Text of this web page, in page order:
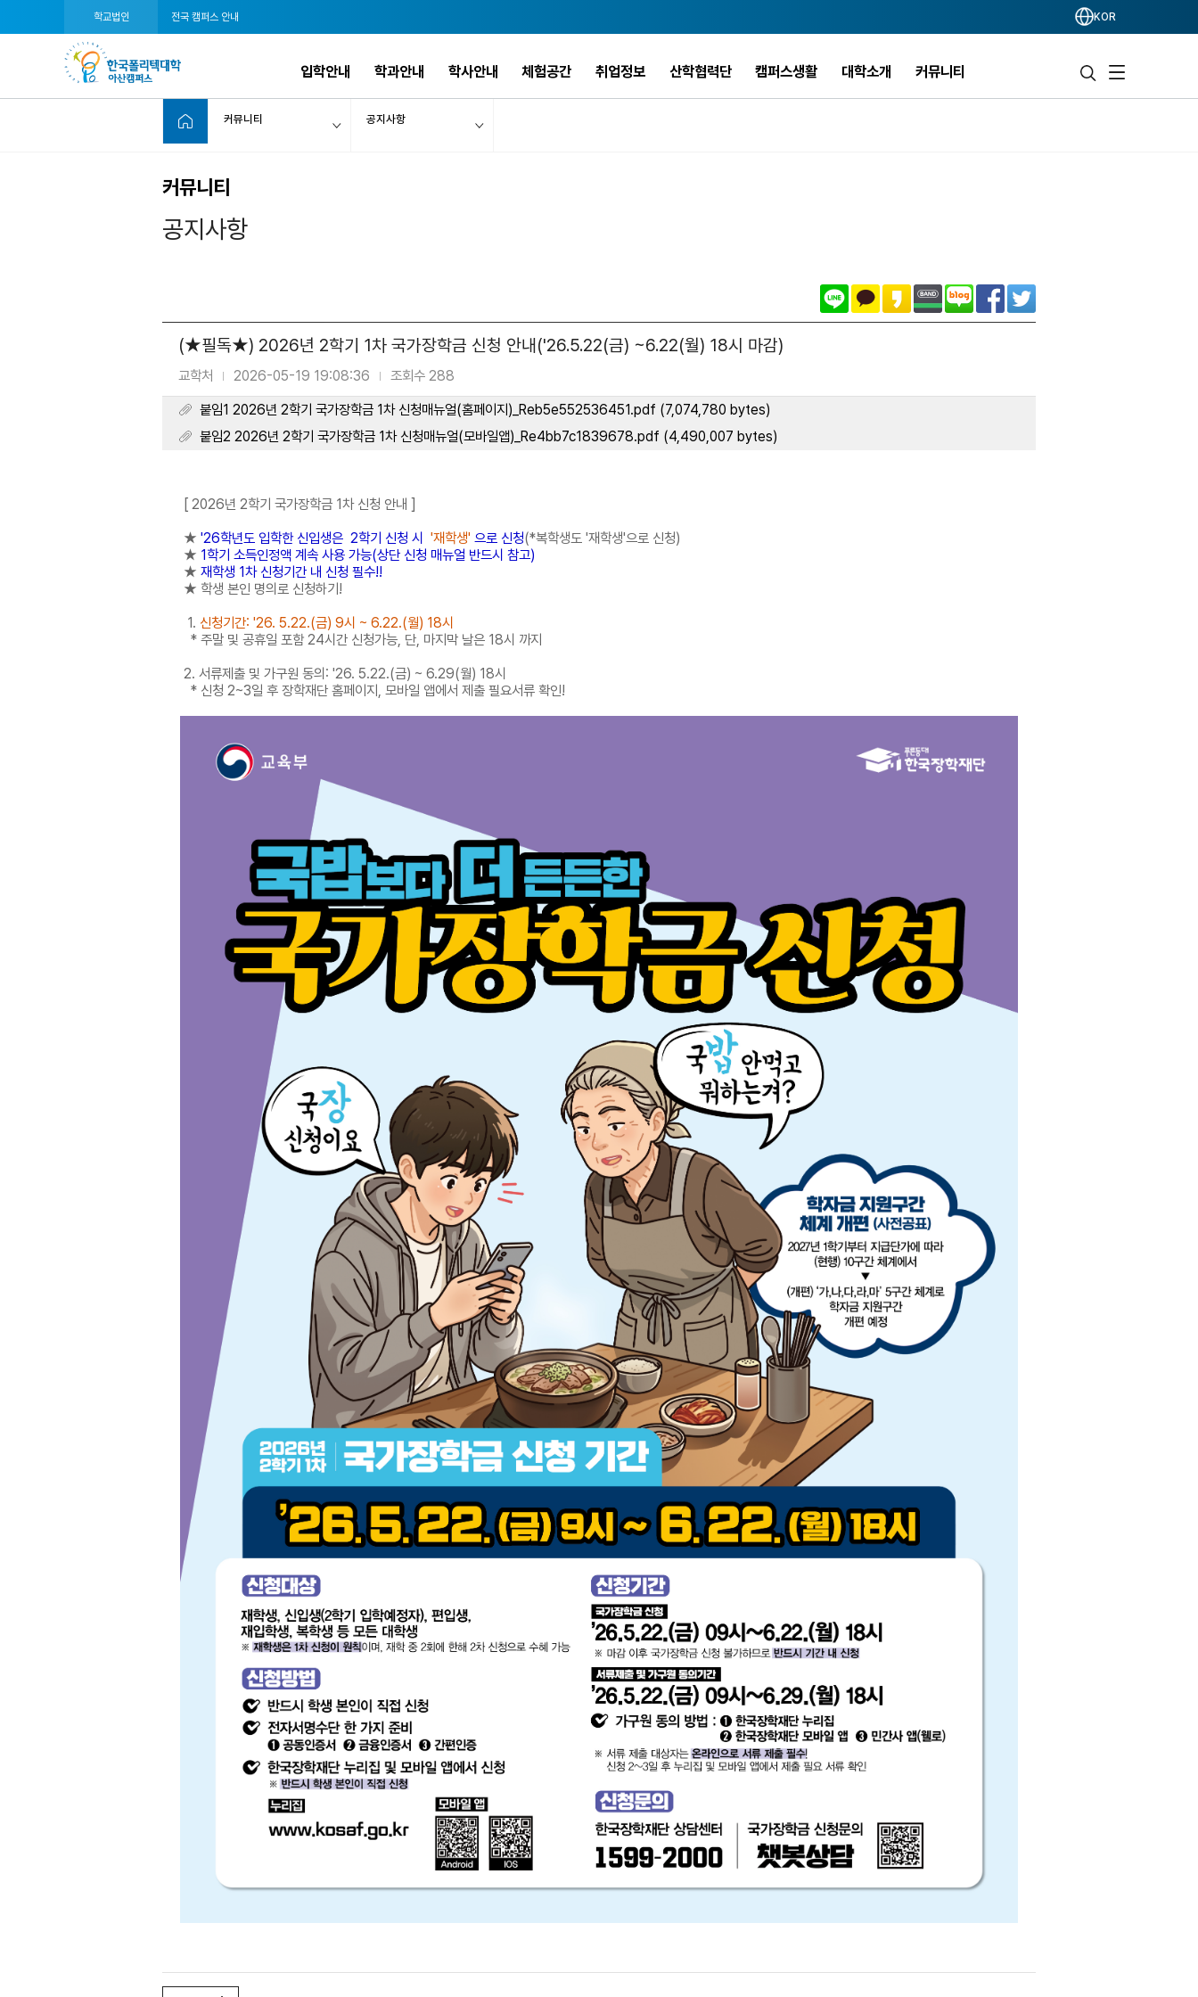
학교법인 전국 캠퍼스 안내 KOR
입학안내 학과안내 학사안내 체험공간 취업정보 산학협력단 캠퍼스생활 대학소개 커뮤니티
커뮤니티 공지사항
커뮤니티
공지사항
(★필독★) 2026년 2학기 1차 국가장학금 신청 안내('26.5.22(금) ~6.22(월) 18시 마감)
교학처 | 2026-05-19 19:08:36 |
조회수 288
붙임1 2026년 2학기 국가장학금 1차 신청매뉴얼(홈페이지)_Reb5e552536451.pdf (7,074,780 bytes)
붙임2 2026년 2학기 국가장학금 1차 신청매뉴얼(모바일앱)_Re4bb7c1839678.pdf (4,490,007 bytes)
[ 2026년 2학기 국가장학금 1차 신청 안내 ]
★ '26학년도 입학한 신입생은 2학기 신청 시 '재학생' 으로 신청(*복학생도 '재학생'으로 신청)
★ 1학기 소득인정액 계속 사용 가능(상단 신청 매뉴얼 반드시 참고)
★ 재학생 1차 신청기간 내 신청 필수!!
★ 학생 본인 명의로 신청하기!
1. 신청기간: '26. 5.22.(금) 9시 ~ 6.22.(월) 18시
* 주말 및 공휴일 포함 24시간 신청가능, 단, 마지막 날은 18시 까지
2. 서류제출 및 가구원 동의: '26. 5.22.(금) ~ 6.29(월) 18시
* 신청 2~3일 후 장학재단 홈페이지, 모바일 앱에서 제출 필요서류 확인!